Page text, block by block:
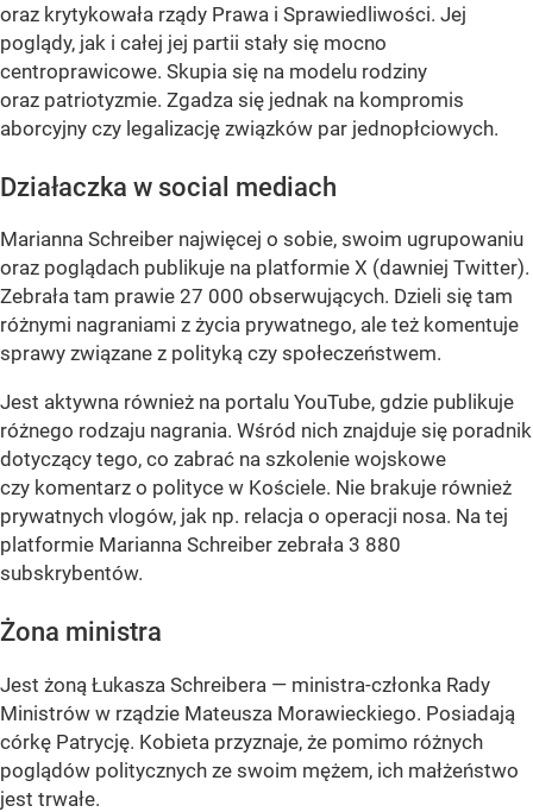
oraz krytykowała rządy Prawa i Sprawiedliwości. Jej
poglądy, jak i całej jej partii stały się mocno
centroprawicowe. Skupia się na modelu rodziny
oraz patriotyzmie. Zgadza się jednak na kompromis
aborcyjny czy legalizację związków par jednopłciowych.
Działaczka w social mediach
Marianna Schreiber najwięcej o sobie, swoim ugrupowaniu
oraz poglądach publikuje na platformie X (dawniej Twitter).
Zebrała tam prawie 27 000 obserwujących. Dzieli się tam
różnymi nagraniami z życia prywatnego, ale też komentuje
sprawy związane z polityką czy społeczeństwem.
Jest aktywna również na portalu YouTube, gdzie publikuje
różnego rodzaju nagrania. Wśród nich znajduje się poradnik
dotyczący tego, co zabrać na szkolenie wojskowe
czy komentarz o polityce w Kościele. Nie brakuje również
prywatnych vlogów, jak np. relacja o operacji nosa. Na tej
platformie Marianna Schreiber zebrała 3 880
subskrybentów.
Żona ministra
Jest żoną Łukasza Schreibera — ministra-członka Rady
Ministrów w rządzie Mateusza Morawieckiego. Posiadają
córkę Patrycję. Kobieta przyznaje, że pomimo różnych
poglądów politycznych ze swoim mężem, ich małżeństwo
jest trwałe.